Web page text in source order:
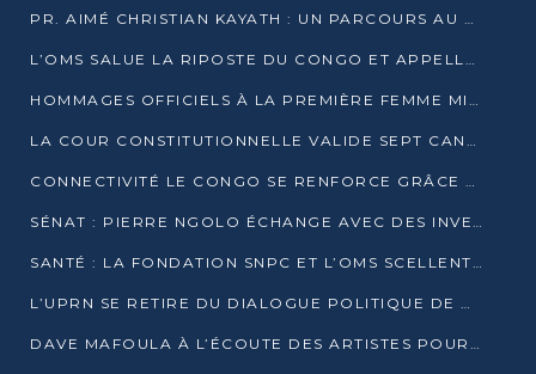
PR. AIMÉ CHRISTIAN KAYATH : UN PARCOURS AU SERVICE DE LA RECHERCHE ET DE L’INNOVATION
L’OMS SALUE LA RIPOSTE DU CONGO ET APPELLE À DES RÉFORMES DURABLES
HOMMAGES OFFICIELS À LA PREMIÈRE FEMME MINISTRE DU CONGO
LA COUR CONSTITUTIONNELLE VALIDE SEPT CANDIDATURES POUR LA PRÉSIDENTIELLE
CONNECTIVITÉ LE CONGO SE RENFORCE GRÂCE AU CÂBLE 2AFRICA
SÉNAT : PIERRE NGOLO ÉCHANGE AVEC DES INVESTISSEURS DU NUMÉRIQUE
SANTÉ : LA FONDATION SNPC ET L’OMS SCELLENT UN PARTENARIAT STRATÉGIQUE DE TROIS ANS
L’UPRN SE RETIRE DU DIALOGUE POLITIQUE DE DJAMBALA : TENSIONS DANS LE PRÉ-ÉLECTORAL CONGOLAIS
DAVE MAFOULA À L’ÉCOUTE DES ARTISTES POUR REDÉFINIR SA POLITIQUE CULTURELLE